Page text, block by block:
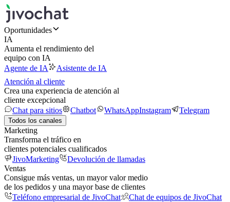
Oportunidades
IA
Aumenta el rendimiento del
equipo con IA
Agente de IA
Asistente de IA
Atención al cliente
Crea una experiencia de atención al
cliente excepcional
Chat para sitios
Chatbot WhatsAppInstagram Telegram
Todos los canales
Marketing
Transforma el tráfico en
clientes potenciales cualificados
JivoMarketing
Devolución de llamadas
Ventas
Consigue más ventas, un mayor valor medio
de los pedidos y una mayor base de clientes
Teléfono empresarial de JivoChat
Chat de equipos de JivoChat